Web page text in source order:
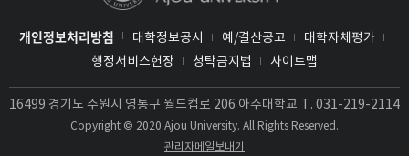
개인정보처리방침 대학정보공시 예/결산공고
대학자체평가
행정서비스헌장
청탁금지법 사이트맵
16499 경기도 수원시 영통구 월드컵로 206 아주대학교 T. 031-219-2114
Copyright © 2020 Ajou University. All Rights Reserved.
관리자메일보내기